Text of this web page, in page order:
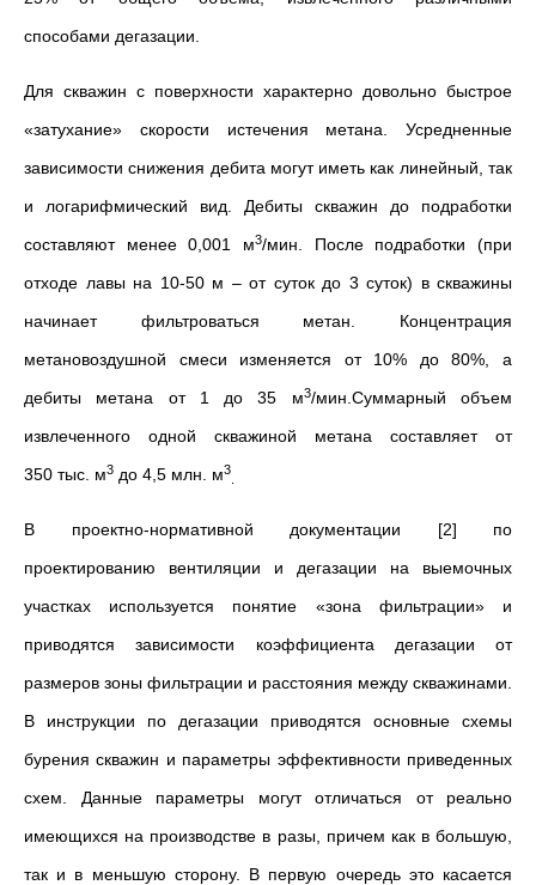
способами дегазации.
Для скважин с поверхности характерно довольно быстрое
«затухание» скорости истечения метана. Усредненные
зависимости снижения дебита могут иметь как линейный, так
и логарифмический вид. Дебиты скважин до подработки
составляют менее 0,001 м3/мин. После подработки (при
отходе лавы на 10-50 м – от суток до 3 суток) в скважины
начинает фильтроваться метан. Концентрация
метановоздушной смеси изменяется от 10% до 80%, а
дебиты метана от 1 до 35 м3/мин.Суммарный объем
извлеченного одной скважиной метана составляет от
350 тыс. м3 до 4,5 млн. м3
В проектно-нормативной документации [2] по
проектированию вентиляции и дегазации на выемочных
участках используется понятие «зона фильтрации» и
приводятся зависимости коэффициента дегазации от
размеров зоны фильтрации и расстояния между скважинами.
В инструкции по дегазации приводятся основные схемы
бурения скважин и параметры эффективности приведенных
схем. Данные параметры могут отличаться от реально
имеющихся на производстве в разы, причем как в большую,
так и в меньшую сторону. В первую очередь это касается